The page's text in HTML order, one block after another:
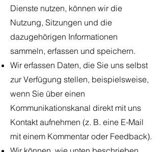
Dienste nutzen, können wir die
Nutzung, Sitzungen und die
dazugehörigen Informationen
sammeln, erfassen und speichern.
Wir erfassen Daten, die Sie uns selbst
zur Verfügung stellen, beispielsweise,
wenn Sie über einen
Kommunikationskanal direkt mit uns
Kontakt aufnehmen (z. B. eine E-Mail
mit einem Kommentar oder Feedback).